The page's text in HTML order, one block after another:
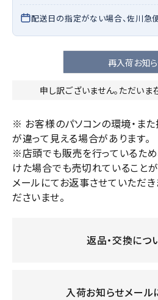
配送日の指定がない場合、佐川急
再入荷お知
申し訳ございません。ただいま
※ お客様のパソコンの環境・ま
が違って見える場合があります。
※店頭でも販売を行っているた
けた場合でも売切れていることが
メールにてお返事させていただき
ださいませ。
返品・交換につ
入荷お知らせメール